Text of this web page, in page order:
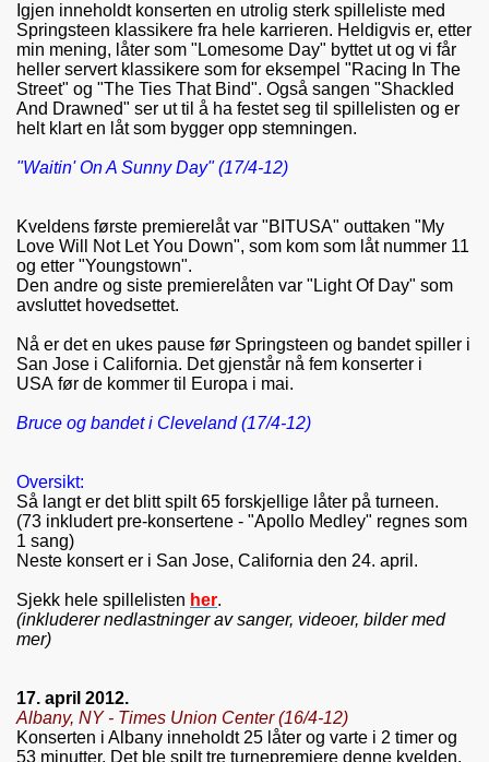
Igjen inneholdt konserten en utrolig sterk spilleliste med
Springsteen klassikere fra hele karrieren. Heldigvis er, etter
min mening, låter som "Lomesome Day" byttet ut og vi får
heller servert klassikere som for eksempel "Racing In The
Street" og "The Ties That Bind". Også sangen "Shackled
And Drawned" ser ut til å ha festet seg til spillelisten og er
helt klart en låt som bygger opp stemningen.
"Waitin' On A Sunny Day" (17/4-12)
Kveldens første premierelåt var "BITUSA" outtaken "My
Love Will Not Let You Down", som kom som låt nummer 11
og etter "Youngstown".
Den andre og siste premierelåten var "Light Of Day" som
avsluttet hovedsettet.
Nå er det en ukes pause før Springsteen og bandet spiller i
San Jose i California. Det gjenstår nå fem konserter i
USA før de kommer til Europa i mai.
Bruce og bandet i Cleveland (17/4-12)
Oversikt:
Så langt er det blitt spilt 65 forskjellige låter på turneen.
(73 inkludert pre-konsertene - "Apollo Medley" regnes som
1 sang)
Neste konsert er i San Jose, California den 24. april.
Sjekk hele spillelisten her.
(inkluderer nedlastninger av sanger, videoer, bilder med
mer)
17. april 2012.
Albany, NY - Times Union Center (16/4-12)
Konserten i Albany inneholdt 25 låter og varte i 2 timer og
53 minutter. Det ble spilt tre turnepremiere denne kvelden.